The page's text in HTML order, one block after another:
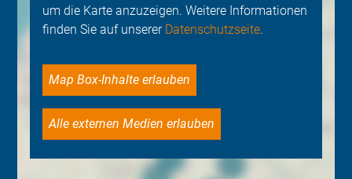
um die Karte anzuzeigen. Weitere Informationen
finden Sie auf unserer Datenschutzseite.
Map Box-Inhalte erlauben
Alle externen Medien erlauben